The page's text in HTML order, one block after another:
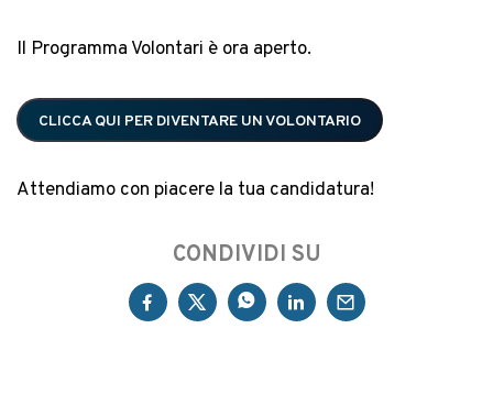
Il Programma Volontari è ora aperto.
CLICCA QUI PER DIVENTARE UN VOLONTARIO
Attendiamo con piacere la tua candidatura!
CONDIVIDI SU